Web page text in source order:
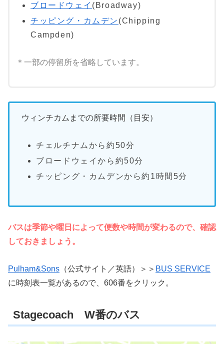
ブロードウェイ (Broadway)
チッピング・カムデン (Chipping
Campden)
＊一部の停留所を省略しています。
ウィンチカムまでの所要時間（目安）
チェルチナムから約50分
ブロードウェイから約50分
チッピング・カムデンから約1時間5分
バスは季節や曜日によって便数や時間が変わるので、確認
しておきましょう。
Pulham&Sons （公式サイト／英語）＞＞ BUS SERVICE
に時刻表一覧があるので、606番をクリック。
Stagecoach W番のバス